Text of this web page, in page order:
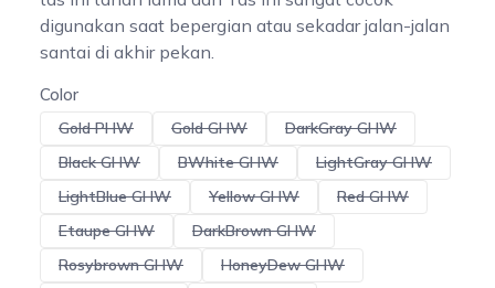
digunakan saat bepergian atau sekadar jalan-jalan
santai di akhir pekan.
Color
Gold PHW Gold GHW
DarkGray GHW
Black GHW
BWhite GHW
LightGray GHW
LightBlue GHW
Yellow GHW
Red GHW
Etaupe GHW
DarkBrown GHW
Rosybrown GHW
HoneyDew GHW